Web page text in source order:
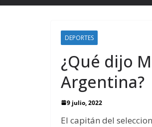
DEPORTES
¿Qué dijo
Argentina?
9 julio, 2022
El capitán del